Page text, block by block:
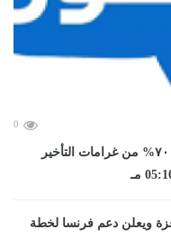
0
وزير الإسكان: منح تيسيرات بالإعفاء بنسبة ٧٠% من غرامات التأخير